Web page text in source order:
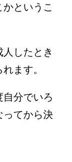
というこ
したとき
ます。
分でいろ
ってから決